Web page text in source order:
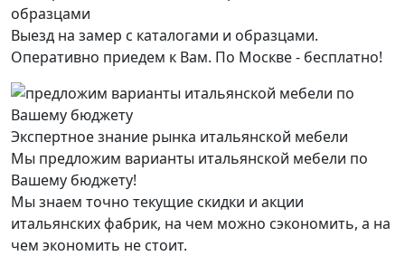
Выезд на замер с каталогами и образцами.
Оперативно приедем к Вам. По Москве - бесплатно!
Экспертное знание рынка итальянской мебели
Мы предложим варианты итальянской мебели по
Вашему бюджету!
Мы знаем точно текущие скидки и акции
итальянских фабрик, на чем можно сэкономить, а на
чем экономить не стоит.